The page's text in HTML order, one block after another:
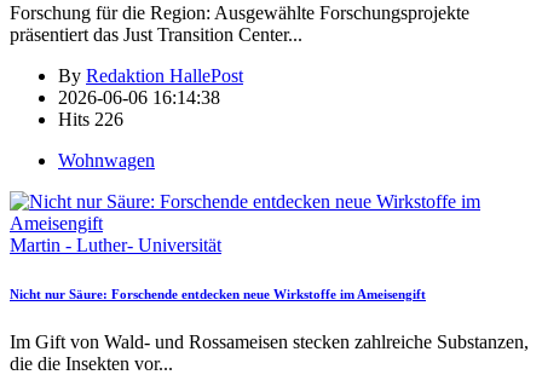
Forschung für die Region: Ausgewählte Forschungsprojekte
präsentiert das Just Transition Center...
By Redaktion HallePost
2026-06-06 16:14:38
Hits 226
Wohnwagen
Martin - Luther- Universität
Nicht nur Säure: Forschende entdecken neue Wirkstoffe im Ameisengift
Im Gift von Wald- und Rossameisen stecken zahlreiche Substanzen,
die die Insekten vor...